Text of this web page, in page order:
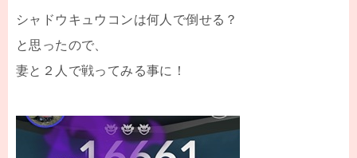
シャドウキュウコンは何人で倒せる？
と思ったので、
妻と２人で戦ってみる事に！